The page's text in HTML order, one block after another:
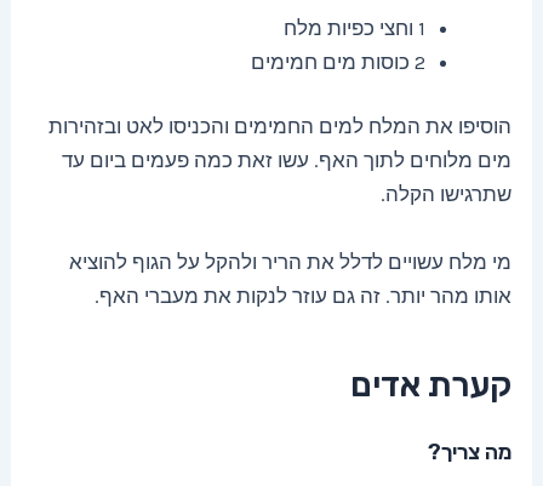
1 וחצי כפיות מלח
2 כוסות מים חמימים
הוסיפו את המלח למים החמימים והכניסו לאט ובזהירות
מים מלוחים לתוך האף. עשו זאת כמה פעמים ביום עד
שתרגישו הקלה.
מי מלח עשויים לדלל את הריר ולהקל על הגוף להוציא
אותו מהר יותר. זה גם עוזר לנקות את מעברי האף.
קערת אדים
מה צריך?